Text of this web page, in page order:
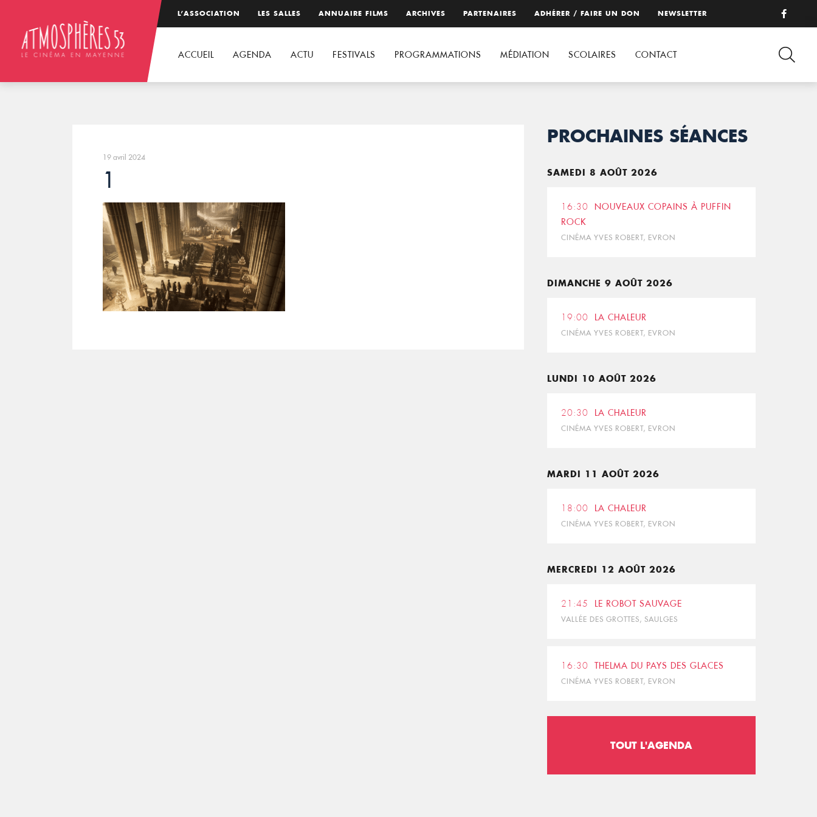
L’ASSOCIATION LES SALLES ANNUAIRE FILMS ARCHIVES PARTENAIRES ADHÉRER / FAIRE UN DON NEWSLETTER
ACCUEIL AGENDA ACTU FESTIVALS PROGRAMMATIONS MÉDIATION SCOLAIRES CONTACT
19 avril 2024
1
PROCHAINES SÉANCES
SAMEDI 8 AOÛT 2026
16:30
NOUVEAUX COPAINS À PUFFIN
ROCK
CINÉMA YVES ROBERT, EVRON
DIMANCHE 9 AOÛT 2026
19:00 LA CHALEUR
CINÉMA YVES ROBERT, EVRON
LUNDI 10 AOÛT 2026
20:30 LA CHALEUR
CINÉMA YVES ROBERT, EVRON
MARDI 11 AOÛT 2026
18:00 LA CHALEUR
CINÉMA YVES ROBERT, EVRON
MERCREDI 12 AOÛT 2026
21:45 LE ROBOT SAUVAGE
VALLÉE DES GROTTES, SAULGES
16:30 THELMA DU PAYS DES GLACES
CINÉMA YVES ROBERT, EVRON
TOUT L'AGENDA